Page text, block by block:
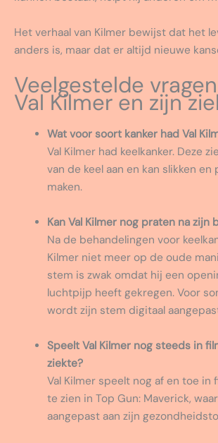
Het verhaal van Kilmer bewijst dat het
anders is, maar dat er altijd nieuwe
Veelgestelde
Val Kilmer en zijn
Wat voor soort kanker had Val
Val Kilmer had keelkanker. Deze
van de keel aan en kan slikken
maken.
Kan Val Kilmer nog praten na zijn
Na de behandelingen voor
Kilmer niet meer op de oude
stem is zwak omdat hij een
luchtpijp heeft gekregen. Voor
wordt zijn stem digitaal
Speelt Val Kilmer nog steeds in
ziekte?
Val Kilmer speelt nog af en toe in
te zien in Top Gun: Maverick,
aangepast aan zijn